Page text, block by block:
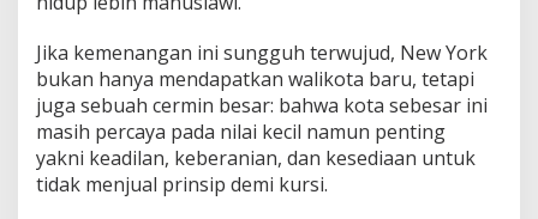
Jika kemenangan ini sungguh terwujud, New York
bukan hanya mendapatkan walikota baru, tetapi
juga sebuah cermin besar: bahwa kota sebesar ini
masih percaya pada nilai kecil namun penting
yakni keadilan, keberanian, dan kesediaan untuk
tidak menjual prinsip demi kursi.